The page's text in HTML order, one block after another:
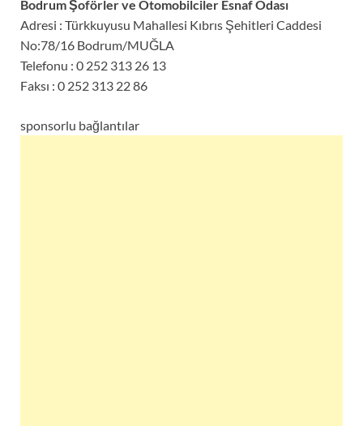
Bodrum Şoförler ve Otomobilciler Esnaf Odası
Adresi : Türkkuyusu Mahallesi Kıbrıs Şehitleri Caddesi
No:78/16 Bodrum/MUĞLA
Telefonu : 0 252 313 26 13
Faksı : 0 252 313 22 86
sponsorlu bağlantılar